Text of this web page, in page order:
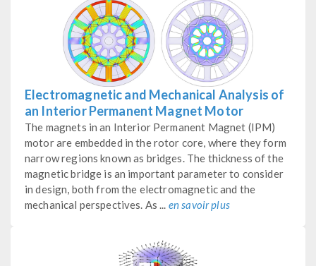
Electromagnetic and Mechanical Analysis of
an Interior Permanent Magnet Motor
The magnets in an Interior Permanent Magnet (IPM)
motor are embedded in the rotor core, where they form
narrow regions known as bridges. The thickness of the
magnetic bridge is an important parameter to consider
in design, both from the electromagnetic and the
mechanical perspectives. As ... en savoir plus